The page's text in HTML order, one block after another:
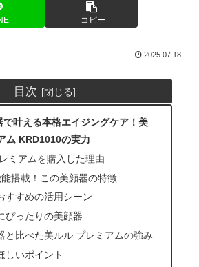
コピー
2025.07.18
目次
で叶える本格エイジングケア！美
ム KRD1010の実力
ミアムを購入した理由
搭載！この美顔器の特徴
すすめの活用シーン
ぴったりの美顔器
と比べた美ルル プレミアムの強み
しいポイント